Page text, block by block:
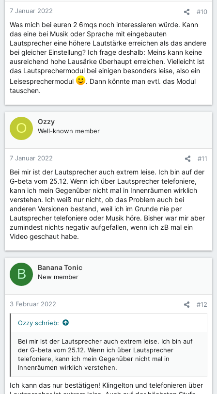
7 Januar 2022 #10
Was mich bei euren 2 6mqs noch interessieren würde. Kann
das eine bei Musik oder Sprache mit eingebauten
Lautsprecher eine höhere Lautstärke erreichen als das andere
bei gleicher Einstellung? Ich frage deshalb: Meins kann keine
ausreichend hohe Lausärke überhaupt erreichen. Vielleicht ist
das Lautsprechermodul bei einigen besonders leise, also ein
Leisesprechermodul
. Dann könnte man evtl. das Modul
tauschen.
O Ozzy
Well-known member
7 Januar 2022 #11
Bei mir ist der Lautsprecher auch extrem leise. Ich bin auf der
G-beta vom 25.12. Wenn ich über Lautsprecher telefoniere,
kann ich mein Gegenüber nicht mal in Innenräumen wirklich
verstehen. Ich weiß nur nicht, ob das Problem auch bei
anderen Versionen bestand, weil ich im Grunde nie per
Lautsprecher telefoniere oder Musik höre. Bisher war mir aber
zumindest nichts negativ aufgefallen, wenn ich zB mal ein
Video geschaut habe.
B Banana Tonic
New member
3 Februar 2022 #12
Ozzy schrieb:
Bei mir ist der Lautsprecher auch extrem leise. Ich bin auf
der G-beta vom 25.12. Wenn ich über Lautsprecher
telefoniere, kann ich mein Gegenüber nicht mal in
Innenräumen wirklich verstehen.
Ich kann das nur bestätigen! Klingelton und telefonieren über